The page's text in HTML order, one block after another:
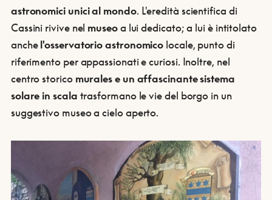
astronomici unici al mondo. L'eredità scientifica di
Cassini rivive nel museoa lui dedicato; a lui è intitolato
anchel'osservatorio astronomico locale, punto di
riferimento per appassionati e curiosi. Inoltre, nel
centro storico murales e un affascinante sistema
solare in scala trasformano le vie del borgo in un
suggestivo museo a cielo aperto.